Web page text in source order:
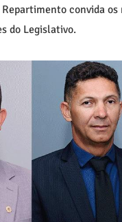
Repartimento convida
do Legislativo.